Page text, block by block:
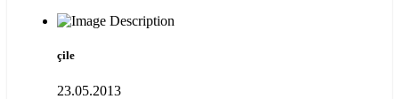
çile
23.05.2013